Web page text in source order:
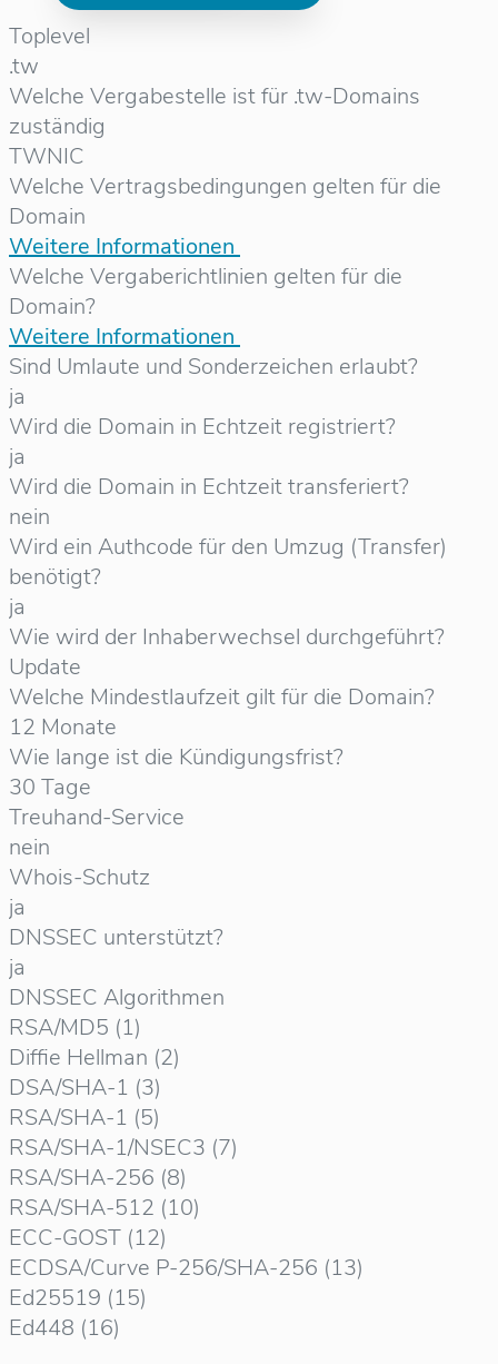
Toplevel
.tw
Welche Vergabestelle ist für .tw-Domains
zuständig
TWNIC
Welche Vertragsbedingungen gelten für die
Domain
Weitere Informationen
Welche Vergaberichtlinien gelten für die
Domain?
Weitere Informationen
Sind Umlaute und Sonderzeichen erlaubt?
ja
Wird die Domain in Echtzeit registriert?
ja
Wird die Domain in Echtzeit transferiert?
nein
Wird ein Authcode für den Umzug (Transfer)
benötigt?
ja
Wie wird der Inhaberwechsel durchgeführt?
Update
Welche Mindestlaufzeit gilt für die Domain?
12 Monate
Wie lange ist die Kündigungsfrist?
30 Tage
Treuhand-Service
nein
Whois-Schutz
ja
DNSSEC unterstützt?
ja
DNSSEC Algorithmen
RSA/MD5 (1)
Diffie Hellman (2)
DSA/SHA-1 (3)
RSA/SHA-1 (5)
RSA/SHA-1/NSEC3 (7)
RSA/SHA-256 (8)
RSA/SHA-512 (10)
ECC-GOST (12)
ECDSA/Curve P-256/SHA-256 (13)
Ed25519 (15)
Ed448 (16)